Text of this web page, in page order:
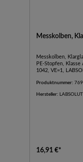
Messkolben,
Messkolben,
PE-Stopfen,
1042, VE=1,
Produktnummer:
Hersteller:
16,91 €*